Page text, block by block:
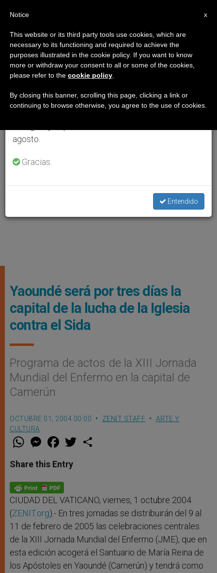
Yaoundé será por tres días la
capital de la lucha de la Iglesia
contra el Sida
Programa de actos de la XIII Jornada
Mundial del Enfermo en la capital de
Camerún
OCTUBRE 01, 2004 00:00 ZENIT STAFF
ARTE Y
CULTURA
W
t
s
p
p
M
e
s
e
g
e
r
F
a
e
b
o
k
w
Share this Entry
CIUDAD DEL VATICANO, viernes, 1 octubre 2004
(ZENIT.org).- En tres jornadas se distribuirán del 9 al
11 de febrero de 2005 las celebraciones centrales
de la XIII Jornada Mundial del Enfermo (JME), que en
esta edición acogerá el Santuario de María Reina de
los Apóstoles en Yaoundé (Camerún) y tendrá como
×
Aviso importante
Del 27 de julio al 7 de agosto haremos la pausa
anual, aprovechando que en el periodo de verano
se generan menos informaciones y también el
agosto.
Gracias.
Entendido
x
Notice
This website or its third party tools use cookies, which are
necessary to its functioning and required to achieve the
purposes illustrated in the cookie policy. If you want to know
more or withdraw your consent to all or some of the cookies,
please refer to the cookie policy
By closing this banner, scrolling this page, clicking a link or
continuing to browse otherwise, you agree to the use of cookies.